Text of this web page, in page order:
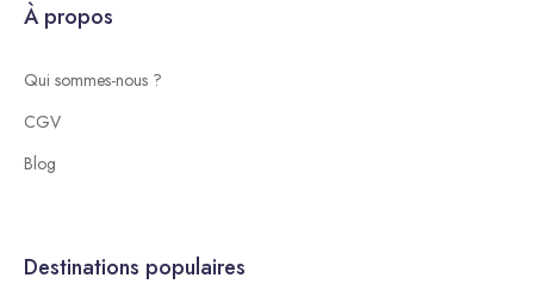
À propos
Qui sommes-nous ?
CGV
Blog
Destinations populaires